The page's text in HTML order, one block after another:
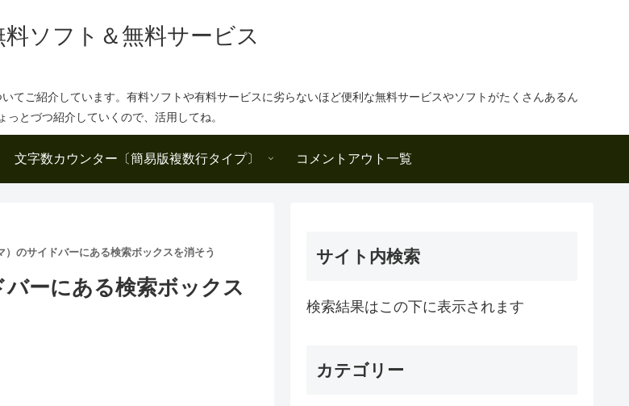
ソフト＆無料サービス
てご紹介しています。有料ソフトや有料サービスに劣らないほど便利な無料サービスやソフトがたくさんあるん
っとづつ紹介していくので、活用してね。
文字数カウンター〔簡易版複数行タイプ〕 コメントアウト一覧
のサイドバーにある検索ボックスを消そう
ーにある検索ボックス
サイト内検索
検索結果はこの下に表示されます
カテゴリー